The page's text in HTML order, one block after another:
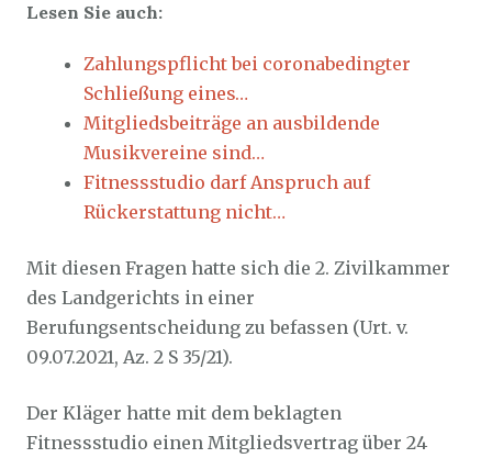
Lesen Sie auch:
Zahlungspflicht bei coronabedingter
Schließung eines…
Mitgliedsbeiträge an ausbildende
Musikvereine sind…
Fitnessstudio darf Anspruch auf
Rückerstattung nicht…
Mit diesen Fragen hatte sich die 2. Zivilkammer
des Landgerichts in einer
Berufungsentscheidung zu befassen (Urt. v.
09.07.2021, Az. 2 S 35/21).
Der Kläger hatte mit dem beklagten
Fitnessstudio einen Mitgliedsvertrag über 24